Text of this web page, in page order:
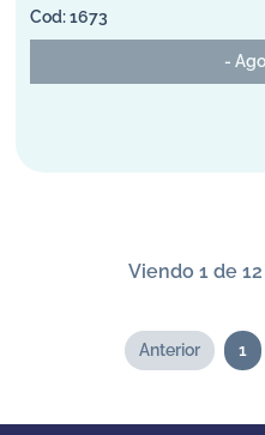
1673
-
Viendo 1 de
Anterior 1